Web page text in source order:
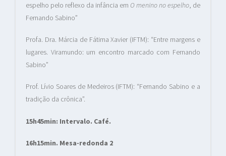
espelho pelo reflexo da infância em O menino no espelho, de
Fernando Sabino”
Profa. Dra. Márcia de Fátima Xavier (IFTM): “Entre margens e
lugares. Viramundo: um encontro marcado com Fernando
Sabino”
Prof. Lívio Soares de Medeiros (IFTM): “Fernando Sabino e a
tradição da crônica”.
15h45min: Intervalo. Café.
16h15min. Mesa-redonda 2